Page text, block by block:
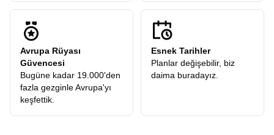
Avrupa Rüyası
Güvencesi
Bugüne kadar 19.000'den
fazla gezginle Avrupa'yı
keşfettik.
Esnek Tarihler
Planlar değişebilir, biz
daima buradayız.